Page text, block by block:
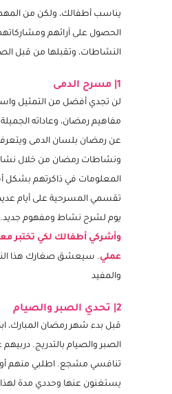
من المهم أن تصممي أنت
يناسب أطفالك، ولكن من المهم
الحصول على آرائهم
1| مسرح الدمى
لن تجدي أفضل من التمثيل
مفاهيم رمضان، وعاداته
عن رمضان بلسان الدمى
ونشاطات رمضان من خلال
المعلومات في ذاكرتهم
تقسمي المسرحية على أيام
يوم لشرح نشاط ومفهوم
وأشركي أطفالك لكي تختبر
عملي . سيعشق صغارك هذا
2| تحدي الصبر والصيام
قبل بدء شهر رمضان المبارك،
الصبر والصيام بالتدريج.
تنافسي مشجع. اطلبي منهم أول